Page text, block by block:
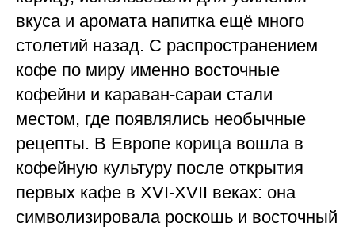
вкуса и аромата напитка ещё много
столетий назад. С распространением
кофе по миру именно восточные
кофейни и караван-сараи стали
местом, где появлялись необычные
рецепты. В Европе корица вошла в
кофейную культуру после открытия
первых кафе в XVI-XVII веках: она
символизировала роскошь и восточный